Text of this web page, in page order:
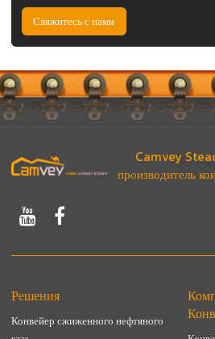
Свяжитесь с нами
Camvey
производитель
Решения
Конвейер сжиженного нефтяного